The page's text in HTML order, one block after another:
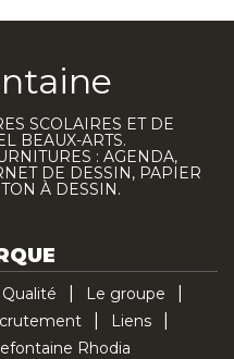
SCOLAIRES ET DE
BEAUX-ARTS.
: AGENDA,
DE DESSIN, PAPIER
À DESSIN.
Qualité
Le groupe
Liens
Rhodia